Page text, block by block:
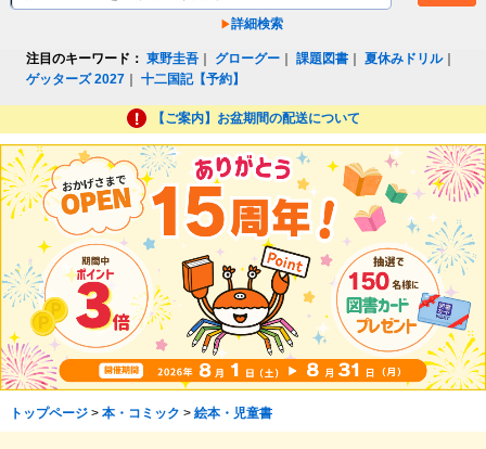
詳細検索
注目のキーワード： 東野圭吾 グローグー ｜課題図書 ｜夏休みドリル｜
ゲッターズ 2027 ｜十二国記【予約】
【ご案内】お盆期間の配送について
トップページ> 本・コミック > 絵本・児童書